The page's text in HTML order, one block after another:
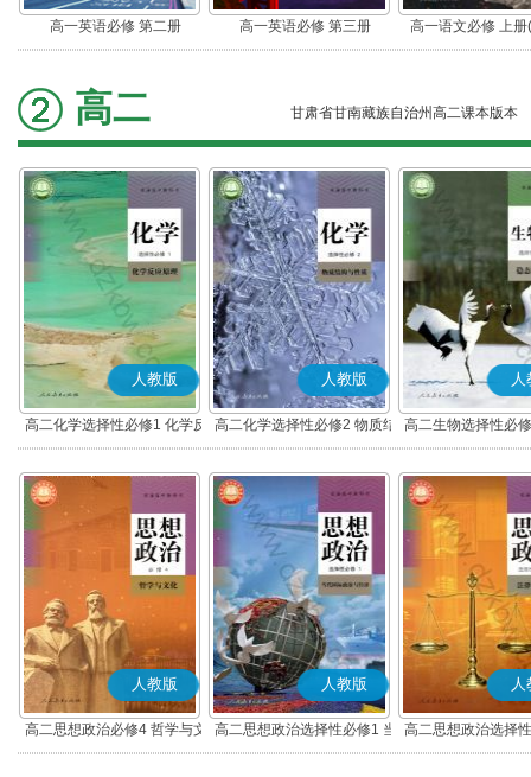
高一英语必修 第二册 高一英语必修 第三册 高一语文必修 上
高二 甘肃省甘南藏族自治州高二课本版本
人教版
高二化学选择性必修1 化学反
应原理
人教版
高二化学选择性必修2 物质结
构与性质
人
高二生物选择性必
调节
人教版
高二思想政治必修4 哲学与文
化(部编版)
人教版
高二思想政治选择性必修1 当
代国际政治与经济(部编版)
人
高二思想政治选择
律与生活(部